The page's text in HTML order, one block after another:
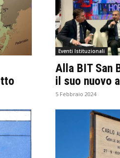
Eventi Istituzionali
Alla BIT San
il suo nuovo
5 Febbraio 2024